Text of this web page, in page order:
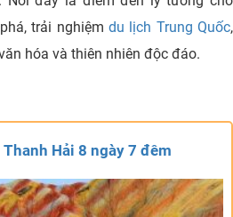
trải nghiệm du lịch Trung Quốc,
hóa và thiên nhiên độc đáo.
Hải 8 ngày 7 đêm